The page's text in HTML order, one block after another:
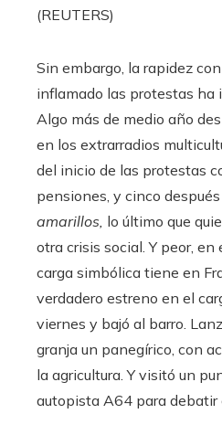
(REUTERS)
Sin embargo, la rapidez
inflamado las protestas ha
Algo más de medio año
en los extrarradios
del inicio de las protestas
pensiones, y cinco
amarillos, lo último que
otra crisis social. Y peor,
carga simbólica tiene en
verdadero estreno en el
viernes y bajó al barro.
granja un panegírico, con
la agricultura. Y visitó un
autopista A64 para debatir